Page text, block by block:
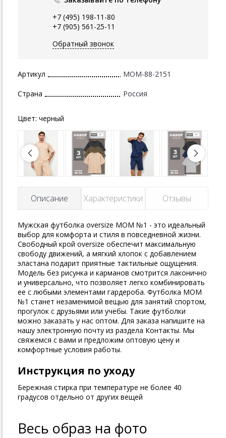
+7 (495) 198-11-80
+7 (905) 561-25-11
Обратный звонок
Артикул MOM-88-2151
Страна Россия
Цвет: черный
Описание Характеристики Отзывы
Мужская футболка oversize MOM №1 - это идеальный
выбор для комфорта и стиля в повседневной жизни.
Свободный крой oversize обеспечит максимальную
свободу движений, а мягкий хлопок с добавлением
эластана подарит приятные тактильные ощущения.
Модель без рисунка и карманов смотрится лаконично
и универсально, что позволяет легко комбинировать
ее с любыми элементами гардероба. Футболка MOM
№1 станет незаменимой вещью для занятий спортом,
прогулок с друзьями или учебы. Такие футболки
можно заказать у нас оптом. Для заказа напишите на
нашу электронную почту из раздела Контакты. Мы
свяжемся с вами и предложим оптовую цену и
комфортные условия работы.
Инструкция по уходу
Бережная стирка при температуре не более 40
градусов отдельно от других вещей
Весь образ на фото